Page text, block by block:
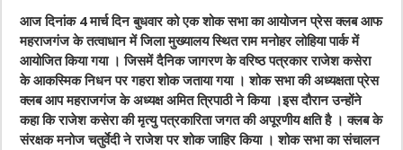
आज दिनांक 4 मार्च दिन बुधवार को एक शोक सभा का आयोजन प्रेस क्लब आफ
महराजगंज के तत्वाधान में जिला मुख्यालय स्थित राम मनोहर लोहिया पार्क में
आयोजित किया गया । जिसमें दैनिक जागरण के वरिष्ठ पत्रकार राजेश कसेरा
के आकस्मिक निधन पर गहरा शोक जताया गया । शोक सभा की अध्यक्षता प्रेस
क्लब आप महराजगंज के अध्यक्ष अमित त्रिपाठी ने किया ।इस दौरान उन्होंने
कहा कि राजेश कसेरा की मृत्यु पत्रकारिता जगत की अपूरणीय क्षति है । क्लब के
संरक्षक मनोज चतुर्वेदी ने राजेश पर शोक जाहिर किया । शोक सभा का संचालन